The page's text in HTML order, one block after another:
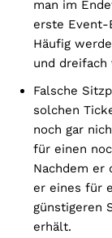
man im
erste Event-
Häufig
und dreifach
Falsche
solchen
noch gar
für einen
Nachdem er
er eines für
günstigeren
erhält.